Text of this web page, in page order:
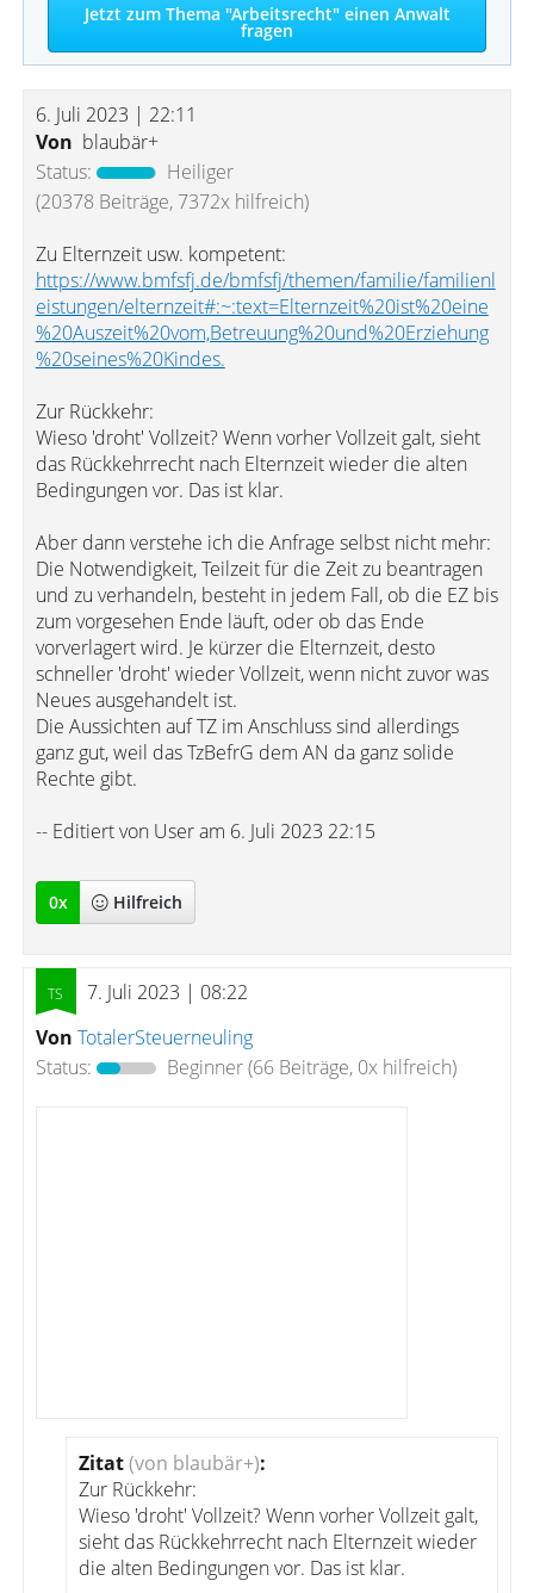
Jetzt zum Thema "Arbeitsrecht" einen Anwalt
fragen
6. Juli 2023 | 22:11
Von blaubär+
Status:
Heiliger
(20378 Beiträge, 7372x hilfreich)
Zu Elternzeit usw. kompetent:
https://www.bmfsfj.de/bmfsfj/themen/familie/familienl
eistungen/elternzeit#:~:text=Elternzeit%20ist%20eine
%20Auszeit%20vom,Betreuung%20und%20Erziehung
%20seines%20Kindes.
Zur Rückkehr:
Wieso 'droht' Vollzeit? Wenn vorher Vollzeit galt, sieht
das Rückkehrrecht nach Elternzeit wieder die alten
Bedingungen vor. Das ist klar.
Aber dann verstehe ich die Anfrage selbst nicht mehr:
Die Notwendigkeit, Teilzeit für die Zeit zu beantragen
und zu verhandeln, besteht in jedem Fall, ob die EZ bis
zum vorgesehen Ende läuft, oder ob das Ende
vorverlagert wird. Je kürzer die Elternzeit, desto
schneller 'droht' wieder Vollzeit, wenn nicht zuvor was
Neues ausgehandelt ist.
Die Aussichten auf TZ im Anschluss sind allerdings
ganz gut, weil das TzBefrG dem AN da ganz solide
Rechte gibt.
-- Editiert von User am 6. Juli 2023 22:15
0x Hilfreich
7. Juli 2023 | 08:22
Von TotalerSteuerneuling
Status:
Beginner(66 Beiträge, 0x hilfreich)
Zitat(von blaubär+):
Zur Rückkehr:
Wieso 'droht' Vollzeit? Wenn vorher Vollzeit galt,
sieht das Rückkehrrecht nach Elternzeit wieder
die alten Bedingungen vor. Das ist klar.